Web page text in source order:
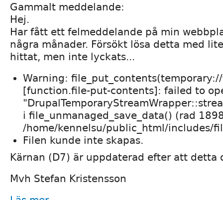
Gammalt meddelande:
Hej.
Har fått ett felmeddelande på min
några månader. Försökt lösa detta med
hittat, men inte lyckats...
Warning: file_put_contents(temporary://
[function.file-put-contents]: failed to
i file_unmanaged_save_data() (rad
/home/kennelsu/public_html/includes/
Filen kunde inte skapas.
Kärnan (D7) är uppdaterad efter att detta
Mvh Stefan Kristensson